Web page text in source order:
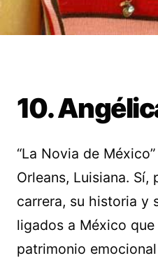
10.
“La Novia de
Orleans, Luisiana.
carrera, su historia y
ligados a México
patrimonio